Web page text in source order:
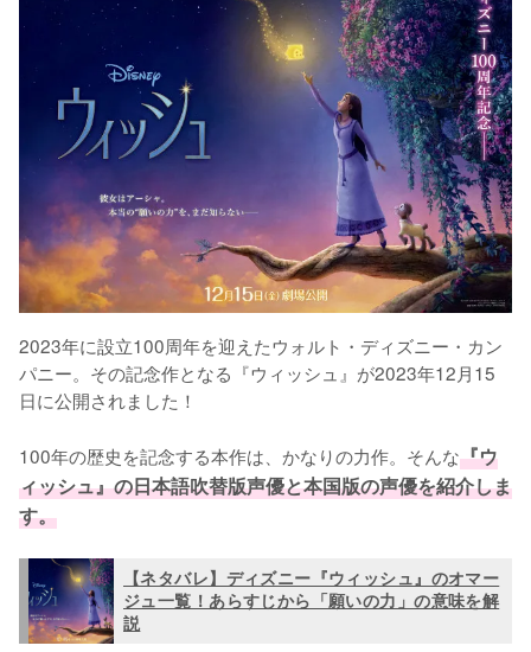
2023年に設立100周年を迎えたウォルト・ディズニー・カン
パニー。その記念作となる『ウィッシュ』が2023年12月15
日に公開されました！
100年の歴史を記念する本作は、かなりの力作。そんな『ウ
ィッシュ』の日本語吹替版声優と本国版の声優を紹介しま
す。
【ネタバレ】ディズニー『ウィッシュ』のオマー
ジュ一覧！あらすじから「願いの力」の意味を解
説